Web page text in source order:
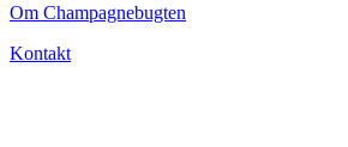
Om Champagnebugten
Kontakt